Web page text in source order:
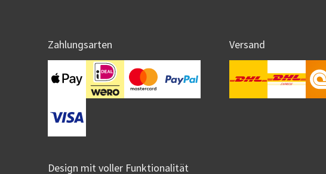
Zahlungsarten Versand
Design mit voller Funktionalität